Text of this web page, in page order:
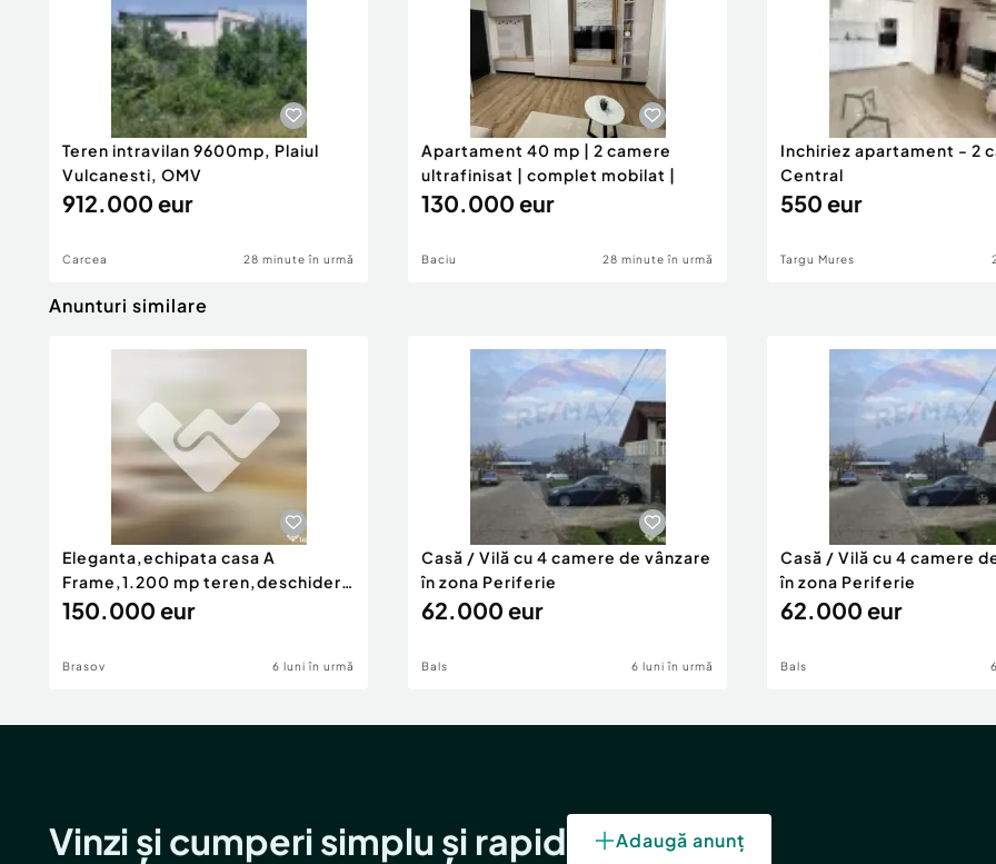
Teren intravilan 9600mp, Plaiul
Vulcanesti, OMV
912.000 eur
Carcea 28 minute în urmă
Apartament 40 mp | 2 camere
ultrafinisat | complet mobilat |
130.000 eur
Baciu 28 minute în urmă
Inchiriez apartament - 2
Central
550 eur
Targu Mures
Anunturi similare
Eleganta,echipata casa A
Frame,1.200 mp teren,deschidere
Pia
150.000 eur
Brasov 6 luni în urmă
Casă / Vilă cu 4 camere de vânzare
în zona Periferie
62.000 eur
Bals 6 luni în urmă
Casă / Vilă cu 4 camere
în zona Periferie
62.000 eur
Bals
Vinzi și cumperi simplu și rapid Adaugă anunț